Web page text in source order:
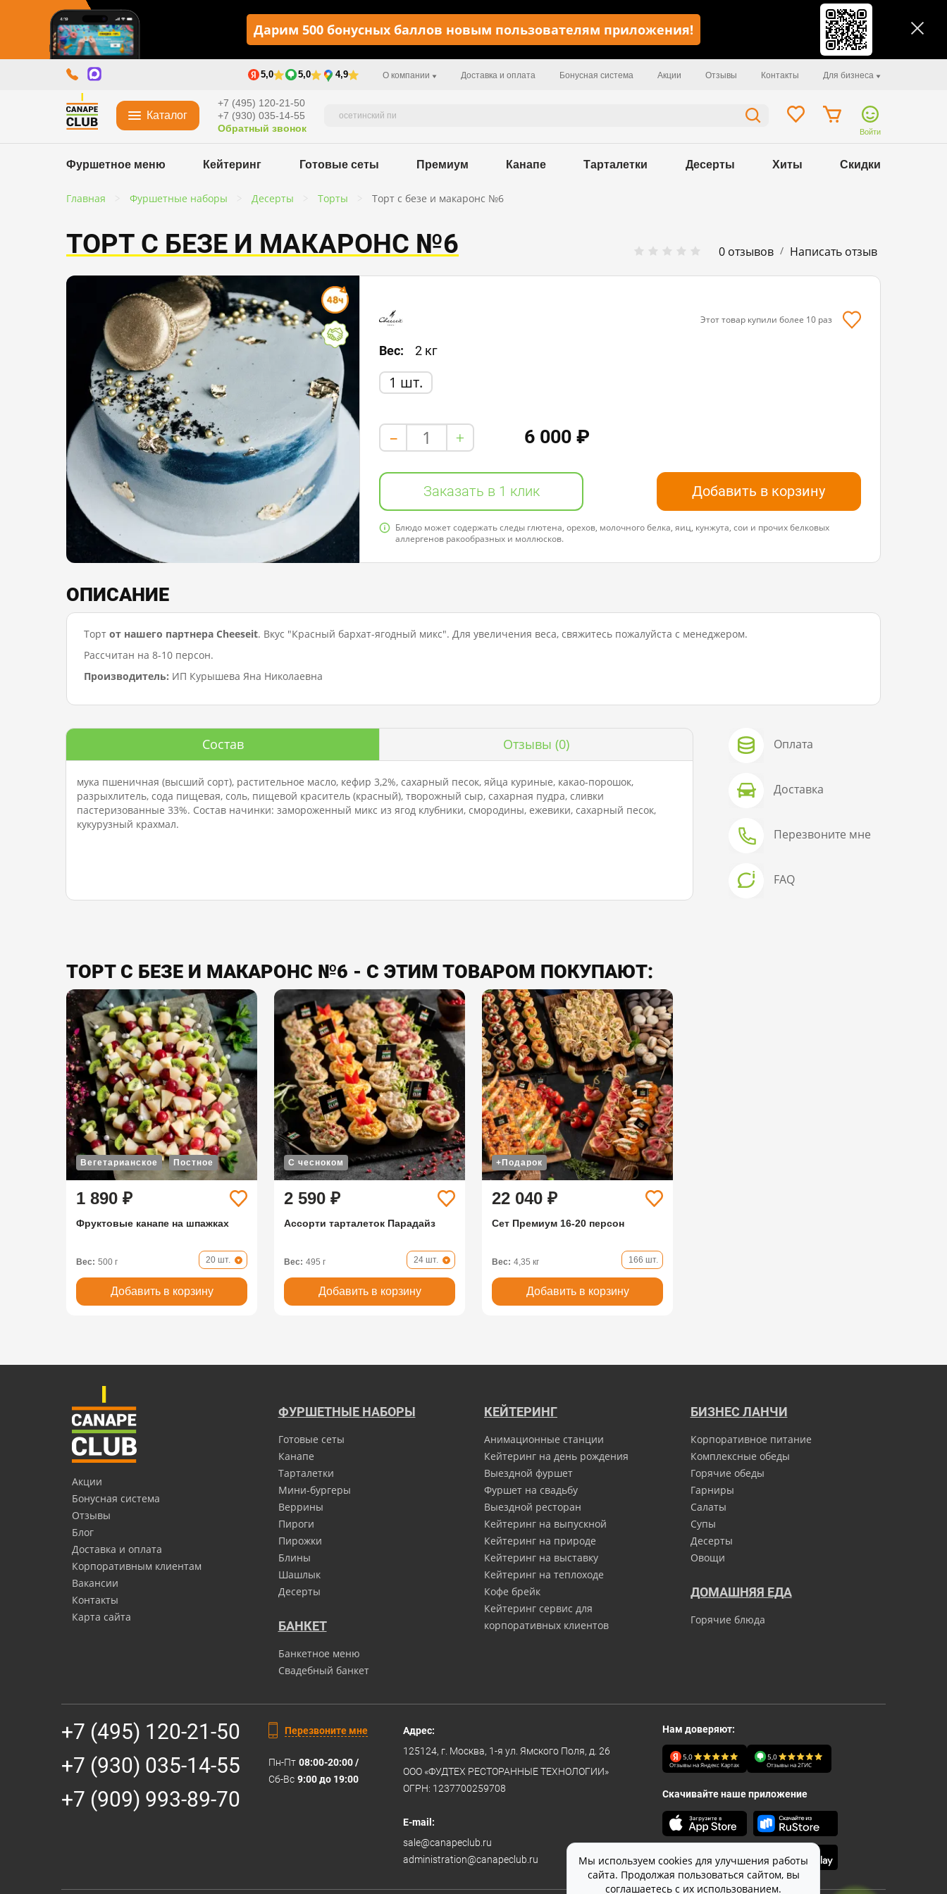
Дарим 500 бонусных баллов новым пользователям приложения!
5,0 5,0 4,9 О компании Доставка и оплата Бонусная система Акции Отзывы Контакты Для бизнеса
Каталог
+7 (495) 120-21-50
+7 (930) 035-14-55
Обратный звонок
Войти
Фуршетное меню Кейтеринг Готовые сеты Премиум Канапе Тарталетки Десерты Хиты Скидки
Главная Фуршетные наборы Десерты Торты Торт с безе и макаронс №6
ТОРТ С БЕЗЕ И МАКАРОНС №6 0 отзывов / Написать отзыв
Этот товар купили более 10раз
Вес: 2 кг
1 шт.
- + 6 000 ₽
Заказать в 1 клик Добавить в корзину
Блюдо может содержать следы глютена, орехов, молочного белка, яиц, кунжута, сои и прочих белковых
аллергенов ракообразных и моллюсков.
ОПИСАНИЕ
Торт от нашего партнера Cheeseit. Вкус "Красный бархат-ягодный микс". Для увеличения веса, свяжитесь пожалуйста с менеджером.
Рассчитан на 8-10 персон.
Производитель: ИП Курышева Яна Николаевна
Состав Отзывы (0)
мука пшеничная (высший сорт), растительное масло, кефир 3,2%, сахарный песок, яйца куриные, какао-порошок,
разрыхлитель, сода пищевая, соль, пищевой краситель (красный), творожный сыр, сахарная пудра, сливки
пастеризованные 33%. Состав начинки: замороженный микс из ягод клубники, смородины, ежевики, сахарный песок,
кукурузный крахмал.
Оплата
Доставка
Перезвоните мне
FAQ
ТОРТ С БЕЗЕ И МАКАРОНС №6 - С ЭТИМ ТОВАРОМ ПОКУПАЮТ:
Вегетарианское Постное
1 890 ₽
Фруктовые канапе на шпажках
Вес: 500 г 20 шт.
Добавить в корзину
С чесноком
2 590 ₽
Ассорти тарталеток Парадайз
Вес: 495 г 24 шт.
Добавить в корзину
+Подарок
22 040 ₽
Сет Премиум 16-20 персон
Вес: 4,35 кг 166 шт.
Добавить в корзину
Акции
Бонусная система
Отзывы
Блог
Доставка и оплата
Корпоративным клиентам
Вакансии
Контакты
Карта сайта
ФУРШЕТНЫЕ НАБОРЫ
Готовые сеты
Канапе
Тарталетки
Мини-бургеры
Веррины
Пироги
Пирожки
Блины
Шашлык
Десерты
БАНКЕТ
Банкетное меню
Свадебный банкет
КЕЙТЕРИНГ
Анимационные станции
Кейтеринг на день рождения
Выездной фуршет
Фуршет на свадьбу
Выездной ресторан
Кейтеринг на выпускной
Кейтеринг на природе
Кейтеринг на выставку
Кейтеринг на теплоходе
Кофе брейк
Кейтеринг сервис для
корпоративных клиентов
БИЗНЕС ЛАНЧИ
Корпоративное питание
Комплексные обеды
Горячие обеды
Гарниры
Салаты
Супы
Десерты
Овощи
ДОМАШНЯЯ ЕДА
Горячие блюда
+7 (495) 120-21-50
+7 (930) 035-14-55
+7 (909) 993-89-70
Пн-Пт 08:00-20:00 /
Сб-Вс 9:00 до 19:00
Перезвоните мне
Адрес:
125124, г. Москва, 1-я ул. Ямского Поля, д. 26
ООО «ФУДТЕХ РЕСТОРАННЫЕ ТЕХНОЛОГИИ»
ОГРН: 1237700259708
E-mail:
sale@canapeclub.ru
administration@canapeclub.ru
Нам доверяют:
5,0
Отзывы на Яндекс Картах
5,0
Отзывы на 2ГИС
Скачивайте наше приложение
Мы используем cookies для улучшения работы
сайта. Продолжая пользоваться сайтом, вы
соглашаетесь с их использованием.